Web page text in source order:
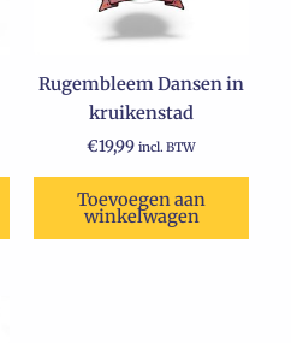
Rugembleem Dansen in
kruikenstad
€19,99 incl. BTW
Toevoegen aan
winkelwagen